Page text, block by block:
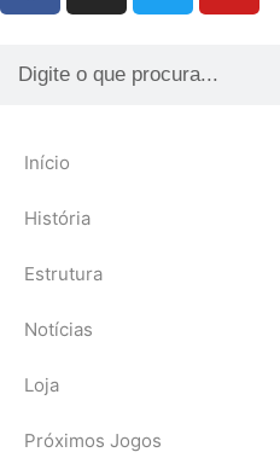
Início
História
Estrutura
Notícias
Loja
Próximos Jogos